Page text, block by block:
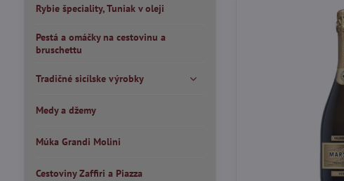
Rybie špeciality, Tuniak v oleji
Pestá a omáčky na cestovinu a
bruschettu
Tradičné sicílske výrobky
Medy a džemy
Múka Grandi Molini
Cestoviny Zaffiri a Piazza